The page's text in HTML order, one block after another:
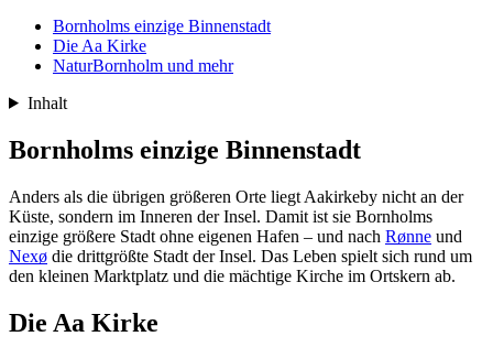
Bornholms einzige Binnenstadt
Die Aa Kirke
NaturBornholm und mehr
Inhalt
Bornholms einzige Binnenstadt
Anders als die übrigen größeren Orte liegt Aakirkeby nicht an der
Küste, sondern im Inneren der Insel. Damit ist sie Bornholms
einzige größere Stadt ohne eigenen Hafen – und nach Rønne und
Nexø die drittgrößte Stadt der Insel. Das Leben spielt sich rund um
den kleinen Marktplatz und die mächtige Kirche im Ortskern ab.
Die Aa Kirke